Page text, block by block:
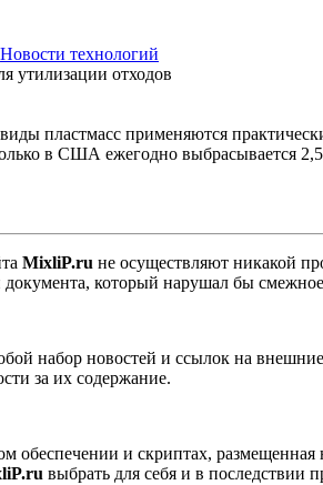
Новости технологий
пластмасс применяются
в США ежегодно выбрасывается
MixliP.ru не осуществляют никакой
который нарушал бы
набор новостей и ссылок на
за их содержание.
и скриптах, размещенная
выбрать для себя и в последствии